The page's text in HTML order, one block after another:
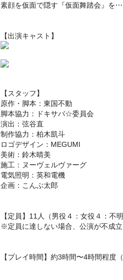
素顔を仮面で隠す『仮面舞踏会』を
【出演キャスト】
【スタッフ】
原作・脚本：東国不動
脚本協力：ドキサバ☆委員会
演出：弦谷直
制作協力：柏木凱斗
ロゴデザイン：MEGUMI
美術：鈴木晴美
施工：ヌーヴェルヴァーグ
電気照明：英和電機
企画：こんぶ太郎
【定員】11人（男役４：女役４：不明
※定員に達しない場合、公演が不成立
【プレイ時間】約3時間〜4時間程度（